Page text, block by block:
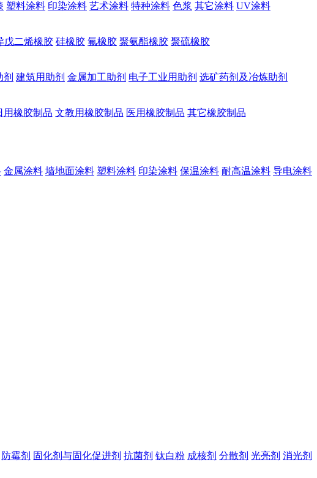
塑料涂料 印染涂料 艺术涂料 特种涂料 色浆 其它涂料 UV涂料
戊二烯橡胶 硅橡胶 氟橡胶 聚氨酯橡胶 聚硫橡胶
剂 建筑用助剂 金属加工助剂 电子工业用助剂 选矿药剂及冶炼助剂
用橡胶制品 文教用橡胶制品 医用橡胶制品 其它橡胶制品
金属涂料 墙地面涂料 塑料涂料 印染涂料 保温涂料 耐高温涂料 导电涂料
防霉剂 固化剂与固化促进剂 抗菌剂 钛白粉 成核剂 分散剂 光亮剂 消光剂